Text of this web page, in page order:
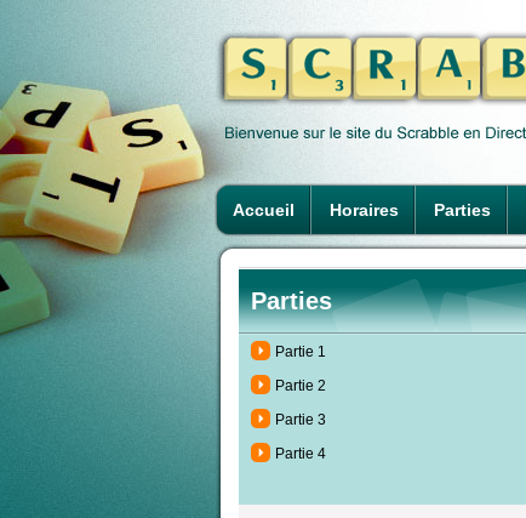
Accueil Horaires Parties
Parties
Partie 1
Partie 2
Partie 3
Partie 4